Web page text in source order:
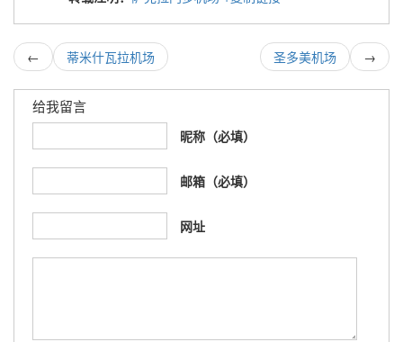
← 蒂米什瓦拉机场 →
圣多美机场
给我留言
昵称（必填）
邮箱（必填）
网址